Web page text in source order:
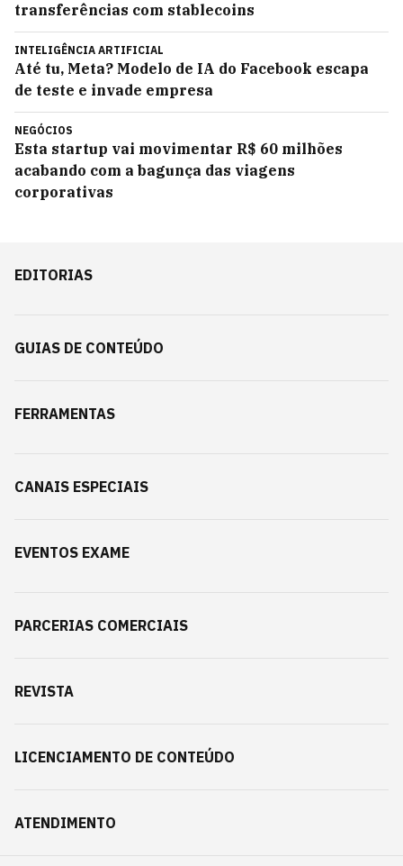
transferências com stablecoins
INTELIGÊNCIA ARTIFICIAL
Até tu, Meta? Modelo de IA do Facebook escapa
de teste e invade empresa
NEGÓCIOS
Esta startup vai movimentar R$ 60 milhões
acabando com a bagunça das viagens
corporativas
EDITORIAS
GUIAS DE CONTEÚDO
FERRAMENTAS
CANAIS ESPECIAIS
EVENTOS EXAME
PARCERIAS COMERCIAIS
REVISTA
LICENCIAMENTO DE CONTEÚDO
ATENDIMENTO